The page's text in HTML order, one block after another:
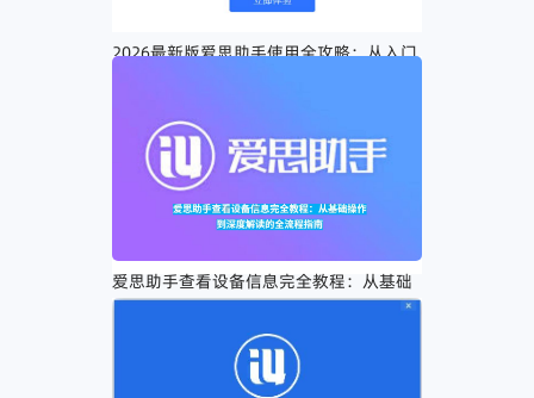
2026最新版爱思助手使用全攻略：从入门
爱思助手查看设备信息完全教程：从基础
操作到深度解读的全流程指南